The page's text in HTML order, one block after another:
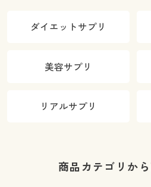
ダイエットサプリ
美容サプリ
リアルサプリ
商品カテゴリか